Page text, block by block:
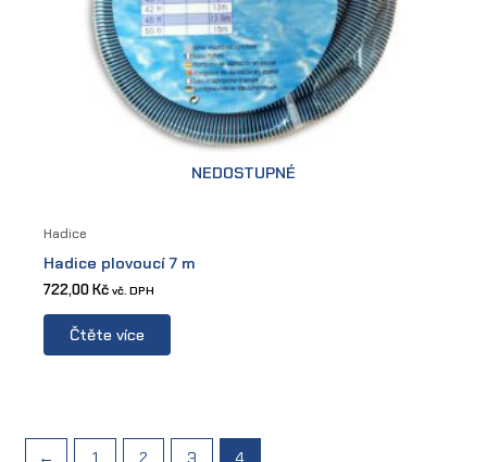
NEDOSTUPNÉ
Hadice
Hadice plovoucí 7 m
722,00Kč vč. DPH
Čtěte více